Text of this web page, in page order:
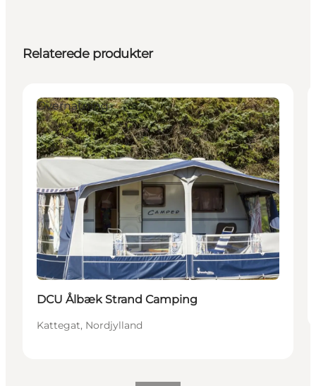
Relaterede produkter
Overnatning
DCU Ålbæk Strand Camping
Kattegat, Nordjylland